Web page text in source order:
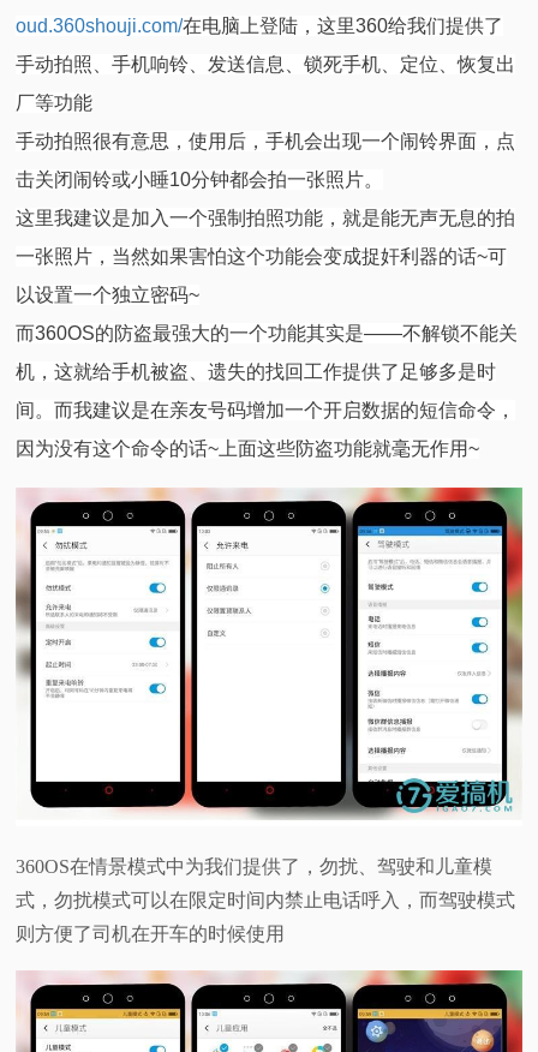
oud.360shouji.com/在电脑上登陆，这里360给我们提供了
手动拍照、手机响铃、发送信息、锁死手机、定位、恢复出
厂等功能
手动拍照很有意思，使用后，手机会出现一个闹铃界面，点
击关闭闹铃或小睡10分钟都会拍一张照片。
这里我建议是加入一个强制拍照功能，就是能无声无息的拍
一张照片，当然如果害怕这个功能会变成捉奸利器的话~可
以设置一个独立密码~
而360OS的防盗最强大的一个功能其实是——不解锁不能关
机，这就给手机被盗、遗失的找回工作提供了足够多是时
间。而我建议是在亲友号码增加一个开启数据的短信命令，
因为没有这个命令的话~上面这些防盗功能就毫无作用~
360OS在情景模式中为我们提供了，勿扰、驾驶和儿童模
式，勿扰模式可以在限定时间内禁止电话呼入，而驾驶模式
则方便了司机在开车的时候使用